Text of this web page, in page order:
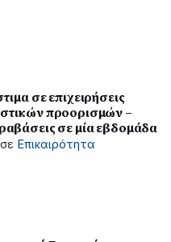
σε επιχειρήσεις
προορισμών –
σε μία εβδομάδα
σε Επικαιρότητα